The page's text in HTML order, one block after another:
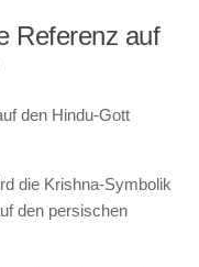
Referenz auf
den Hindu-Gott
die Krishna-Symbolik
den persischen